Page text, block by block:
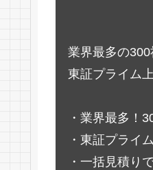
業界最多の
東証プライム
・業界最多！
・東証プライ
・一括見積り